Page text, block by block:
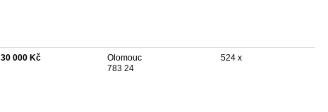
30 000 Kč
Olomouc
783 24
524 x